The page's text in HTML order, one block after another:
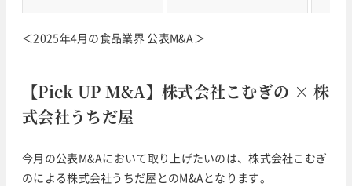
＜2025年4月の食品業界 公表M&A＞
【Pick UP M&A】株式会社こむぎの × 株
式会社うちだ屋
今月の公表M&Aにおいて取り上げたいのは、株式会社こむぎ
のによる株式会社うちだ屋とのM&Aとなります。